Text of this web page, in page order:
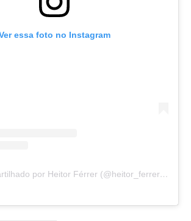
essa foto no Instagram
Um post compartilhado por Heitor Férrer (@heitor_ferrer77)